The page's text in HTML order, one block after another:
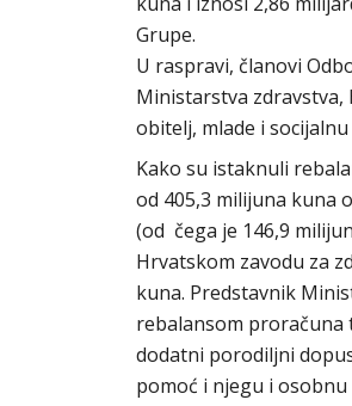
Grupe.
U raspravi, članovi
Ministarstva zdravstva,
obitelj, mlade i
Kako su istaknuli
od 405,3 milijuna kuna
(od čega je 146,9
Hrvatskom zavodu za
kuna. Predstavnik
rebalansom proračuna
dodatni porodiljni
pomoć i njegu i